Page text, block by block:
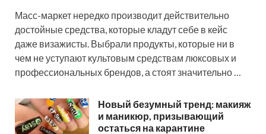
Масс-маркет нередко производит действительно
достойные средства, которые кладут себе в кейс
даже визажисты. Выбрали продукты, которые ни в
чем не уступают культовым средствам люксовых и
профессиональных брендов, а стоят значительно …
Новый безумный тренд: макияж
и маникюр, призывающий
остаться на карантине